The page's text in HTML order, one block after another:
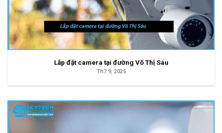
Lắp đặt camera tại đường Võ Thị Sáu
Th7 9, 2025